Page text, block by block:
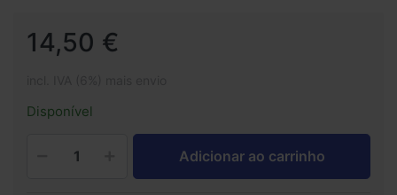
14,50 €
Disponível
Adicionar ao carrinho